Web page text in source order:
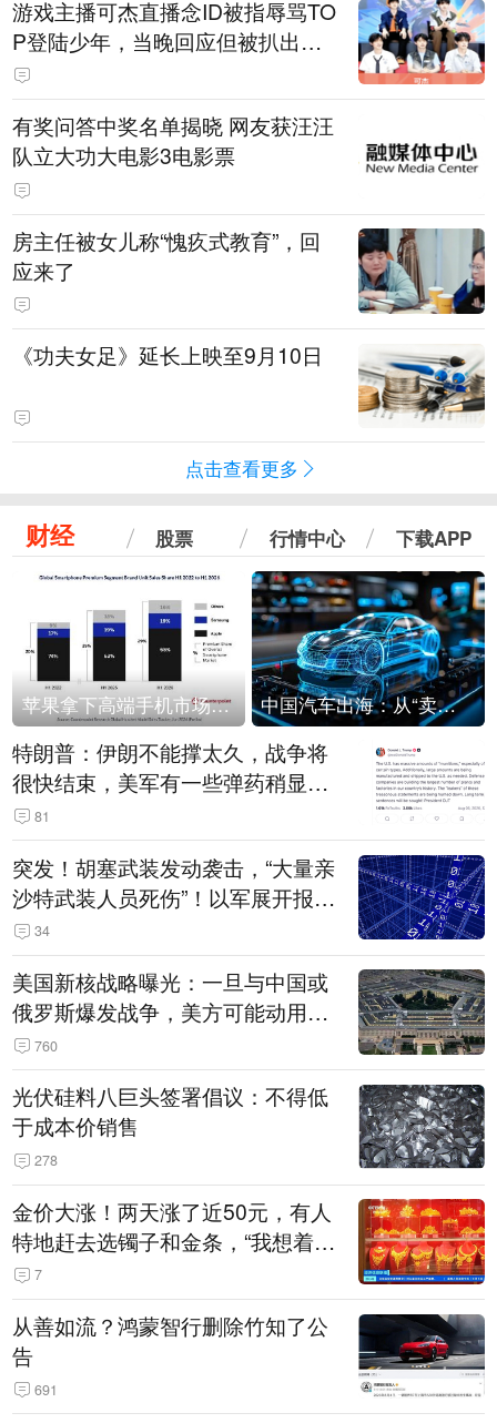
游戏主播可杰直播念ID被指辱骂TO
P登陆少年，当晚回应但被扒出事
后删博，随后发"狗和人的听觉差
异"图文被指二次阴阳粉丝
有奖问答中奖名单揭晓 网友获汪汪
队立大功大电影3电影票
房主任被女儿称“愧疚式教育”，回
应来了
《功夫女足》延长上映至9月10日
点击查看更多
财经 股票 行情中心 下载APP
苹果拿下高端手机市场65%的份额：iPhone 17系列功不可没 中国汽车出海：从“卖出去”到“走进去”
特朗普：伊朗不能撑太久，战争将
很快结束，美军有一些弹药稍显紧
张！伊朗公布拟议的海峡管理文本
81
突发！胡塞武装发动袭击，“大量亲
沙特武装人员死伤”！以军展开报复
性空袭
34
美国新核战略曝光：一旦与中国或
俄罗斯爆发战争，美方可能动用战
术核武器
760
光伏硅料八巨头签署倡议：不得低
于成本价销售
278
金价大涨！两天涨了近50元，有人
特地赶去选镯子和金条，“我想着买
起来可以保值，小批量进一些货”
7
从善如流？鸿蒙智行删除竹知了公
告
691